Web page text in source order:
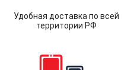
Удобная доставка по всей
территории РФ